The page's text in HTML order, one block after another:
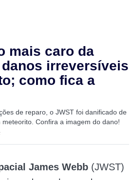
mais caro da
danos irreversíveis
como fica a
de reparo, o JWST foi danificado de
Confira a imagem do dano!
James Webb (JWST)